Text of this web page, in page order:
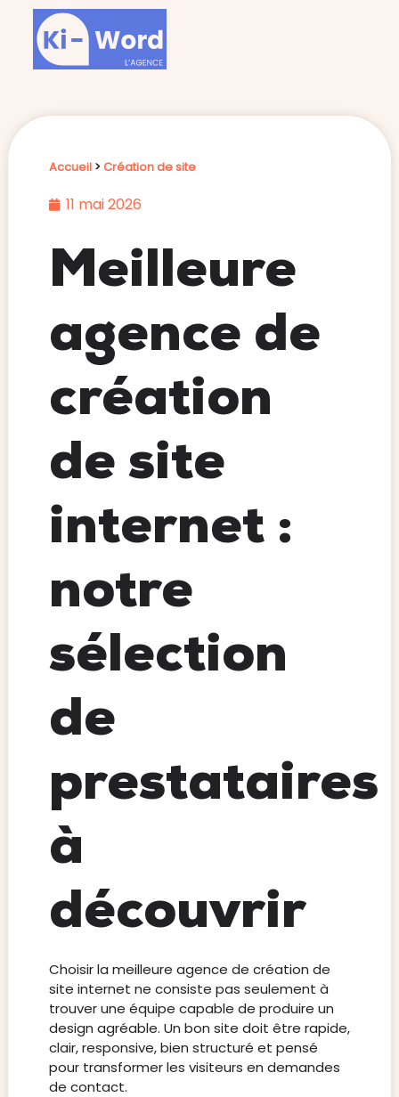
Accueil>Création de site
11 mai 2026
Meilleure
agence de
création
de site
internet :
notre
sélection
de
prestataires
à
découvrir
Choisir la meilleure agence de création de
site internet ne consiste pas seulement à
trouver une équipe capable de produire un
design agréable. Un bon site doit être rapide,
clair, responsive, bien structuré et pensé
pour transformer les visiteurs en demandes
de contact.